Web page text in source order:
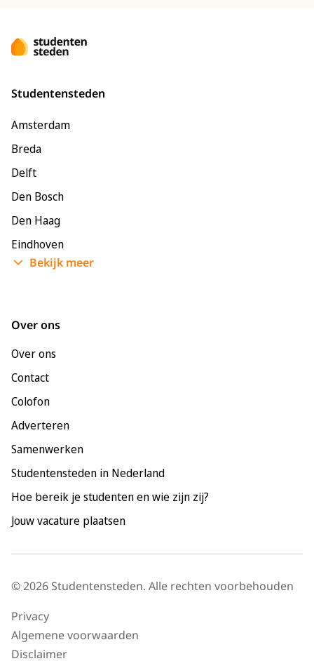
Studentensteden
Amsterdam
Breda
Delft
Den Bosch
Den Haag
Eindhoven
Enschede
Bekijk meer
Over ons
Over ons
Contact
Colofon
Adverteren
Samenwerken
Studentensteden in Nederland
Hoe bereik je studenten en wie zijn zij?
Jouw vacature plaatsen
© 2026 Studentensteden. Alle rechten voorbehouden
Privacy
Algemene voorwaarden
Disclaimer